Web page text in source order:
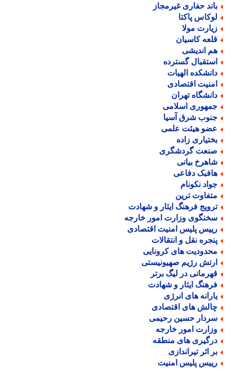
حفاری غیرمجاز
پاکتا
مولا
کاسیان
اندیشی
گسترده
الهیات
اقتصادی
تهران
اسلامی
شرق آسیا
هیئت علمی
زاده
گردشگری
بیانی
دفاعی
نکونام
ترین
فرهنگ ایثار و شهادت
وزارت امور خارجه
پلیس امنیت اقتصادی
نقل و انتقالات
های کرونایی
رژیم صهیونیستی
در لیگ برتر
ایثار و شهادت
های انرژی
های اقتصادی
حسین رحیمی
امور خارجه
های منطقه
اثر تیراندازی
پلیس امنیت